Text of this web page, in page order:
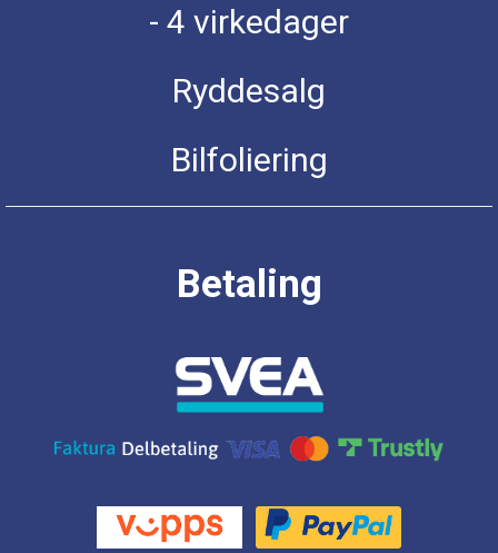
- 4 virkedager
Ryddesalg
Bilfoliering
Betaling